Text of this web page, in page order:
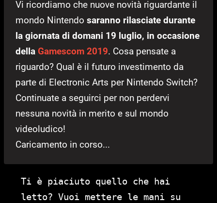
Vi ricordiamo che nuove novità riguardante il
mondo Nintendo saranno rilasciate durante
la giornata di domani 19 luglio, in occasione
della Gamescom 2019. Cosa pensate a
riguardo? Qual è il futuro investimento da
parte di Electronic Arts per Nintendo Switch?
Continuate a seguirci per non perdervi
nessuna novità in merito e sul mondo
videoludico!
Caricamento in corso...
Ti è piaciuto quello che hai
letto? Vuoi mettere le mani su